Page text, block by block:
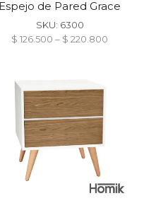
Espejo de Pared Grace
SKU: 6300
$ 126.500 – $ 220.800